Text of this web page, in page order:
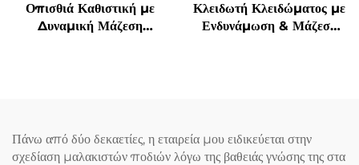
Οπισθιά Καθιστική με
Δυναμική Μάζεση
Κλειδωτή Κλειδώματος με
Ενδυνάμωση & Μάζεση
Πάνω από δύο δεκαετίες, η εταιρεία μου ειδικεύεται στην
σχεδίαση μαλακιστών ποδιών λόγω της βαθειάς γνώσης της στα